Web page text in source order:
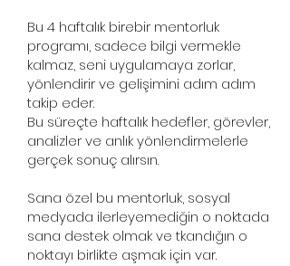
Bu 4 haftalık birebir mentorluk
programı, sadece bilgi vermekle
kalmaz, seni uygulamaya zorlar,
yönlendirir ve gelişimini adım adım
takip eder.
Bu süreçte haftalık hedefler, görevler,
analizler ve anlık yönlendirmelerle
gerçek sonuç alırsın.
Sana özel bu mentorluk, sosyal
medyada ilerleyemediğin o noktada
sana destek olmak ve tkandığın o
noktayı birlikte aşmak için var.